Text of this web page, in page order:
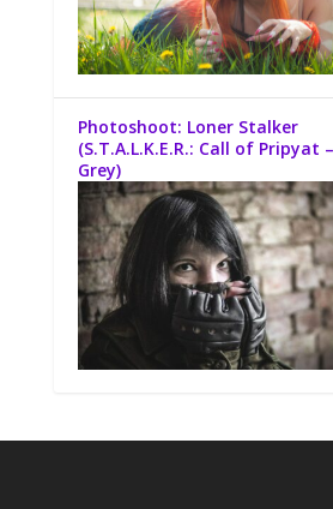
Photoshoot: Loner Stalker
(S.T.A.L.K.E.R.: Call of Pripyat
Grey)